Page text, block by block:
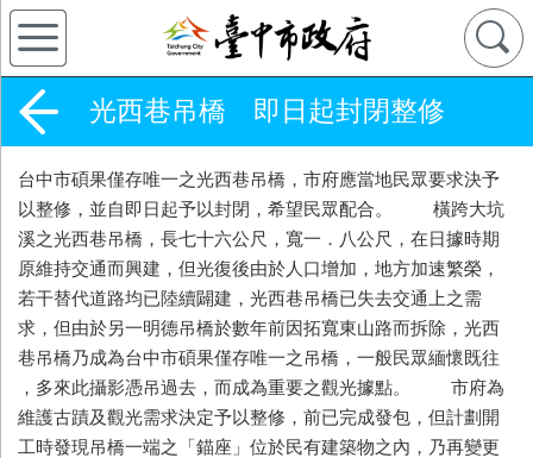
光西巷吊橋 即日起封閉整修
台中市碩果僅存唯一之光西巷吊橋，市府應當地民眾要求決予
以整修，並自即日起予以封閉，希望民眾配合。 橫跨大坑
溪之光西巷吊橋，長七十六公尺，寬一．八公尺，在日據時期
原維持交通而興建，但光復後由於人口增加，地方加速繁榮，
若干替代道路均已陸續闢建，光西巷吊橋已失去交通上之需
求，但由於另一明德吊橋於數年前因拓寬東山路而拆除，光西
巷吊橋乃成為台中市碩果僅存唯一之吊橋，一般民眾緬懷既往
，多來此攝影憑吊過去，而成為重要之觀光據點。 市府為
維護古蹟及觀光需求決定予以整修，前已完成發包，但計劃開
工時發現吊橋一端之「錨座」位於民有建築物之內，乃再變更